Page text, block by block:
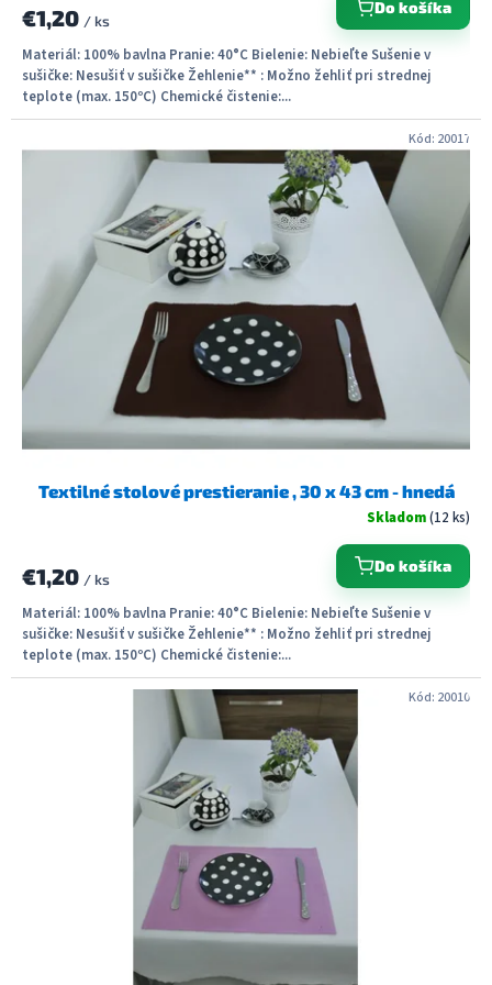
€1,20 / ks
Do košíka
Materiál: 100% bavlna Pranie: 40°C Bielenie: Nebieľte Sušenie v
sušičke: Nesušiť v sušičke Žehlenie** : Možno žehliť pri strednej
teplote (max. 150ºC) Chemické čistenie:...
Textilné stolové prestieranie , 30 x 43 cm - hnedá
Skladom(12 ks)
€1,20 / ks
Do košíka
Materiál: 100% bavlna Pranie: 40°C Bielenie: Nebieľte Sušenie v
sušičke: Nesušiť v sušičke Žehlenie** : Možno žehliť pri strednej
teplote (max. 150ºC) Chemické čistenie:...
Kód: 20017
Kód: 20010